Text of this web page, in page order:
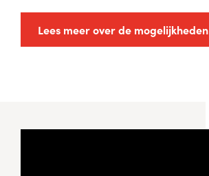
Lees meer over de mogelijkheden